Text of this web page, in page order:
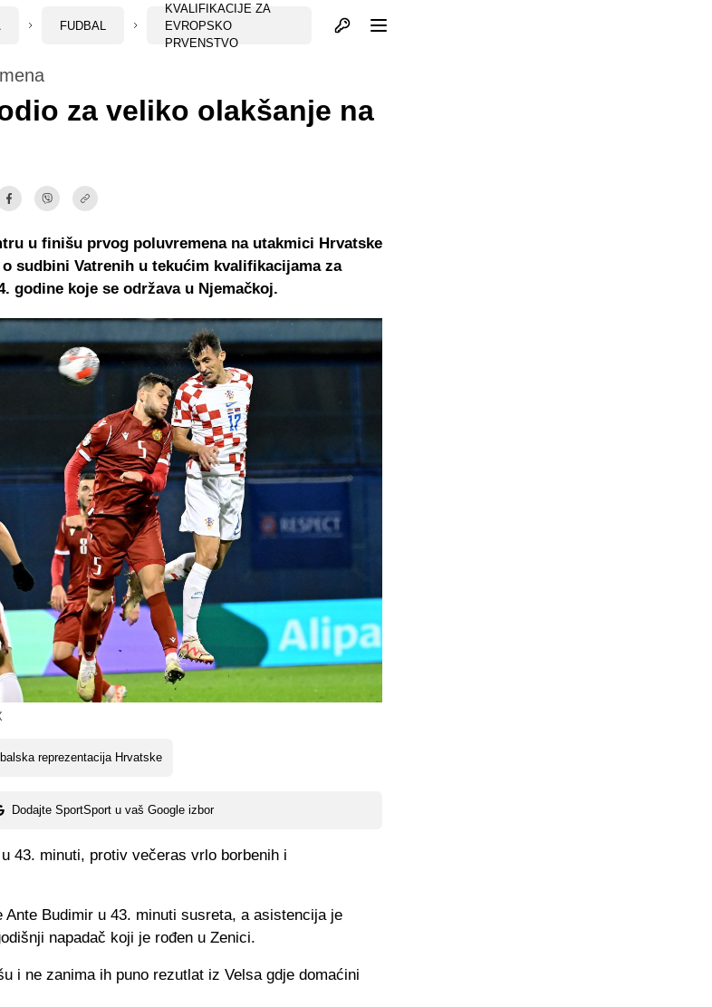
FUDBAL
KVALIFIKACIJE ZA
EVROPSKO
PRVENSTVO
Otvori profil
za veliko olakšanje na
reprezentacija Hrvatske
Dodajte SportSport u vaš Google izbor
u finišu prvog poluvremena na utakmici Hrvatske
sudbini Vatrenih u tekućim kvalifikacijama za
godine koje se održava u Njemačkoj.
43. minuti, protiv večeras vrlo borbenih i
Ante Budimir u 43. minuti susreta, a asistencija je
napadač koji je rođen u Zenici.
i ne zanima ih puno rezutlat iz Velsa gdje domaćini